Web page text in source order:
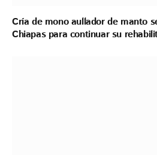
Cría de mono aullador de manto
Chiapas para continuar su